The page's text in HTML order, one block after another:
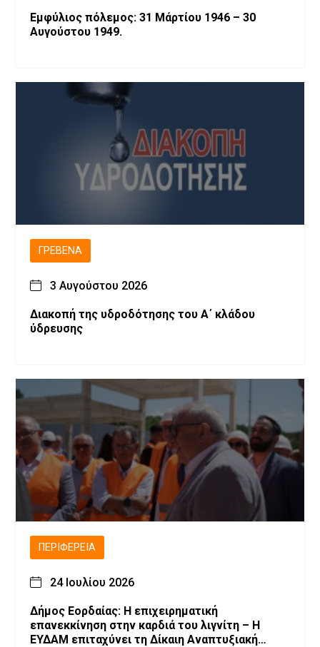
Εμφύλιος πόλεμος: 31 Μάρτίου 1946 – 30
Αυγούστου 1949.
ΓΡΕΒΕΝΆ
3 Αυγούστου 2026
Διακοπή της υδροδότησης του Α΄ κλάδου
ύδρευσης
ΠΕΡΙΦΈΡΕΙΑ
24 Ιουλίου 2026
Δήμος Εορδαίας: Η επιχειρηματική
επανεκκίνηση στην καρδιά του λιγνίτη – Η
ΕΥΔΑΜ επιταχύνει τη Δίκαιη Αναπτυξιακή